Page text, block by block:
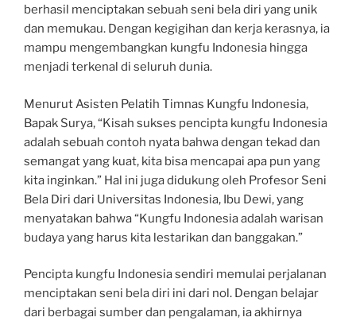
berhasil menciptakan sebuah seni bela diri yang unik
dan memukau. Dengan kegigihan dan kerja kerasnya, ia
mampu mengembangkan kungfu Indonesia hingga
menjadi terkenal di seluruh dunia.
Menurut Asisten Pelatih Timnas Kungfu Indonesia,
Bapak Surya, “Kisah sukses pencipta kungfu Indonesia
adalah sebuah contoh nyata bahwa dengan tekad dan
semangat yang kuat, kita bisa mencapai apa pun yang
kita inginkan.” Hal ini juga didukung oleh Profesor Seni
Bela Diri dari Universitas Indonesia, Ibu Dewi, yang
menyatakan bahwa “Kungfu Indonesia adalah warisan
budaya yang harus kita lestarikan dan banggakan.”
Pencipta kungfu Indonesia sendiri memulai perjalanan
menciptakan seni bela diri ini dari nol. Dengan belajar
dari berbagai sumber dan pengalaman, ia akhirnya